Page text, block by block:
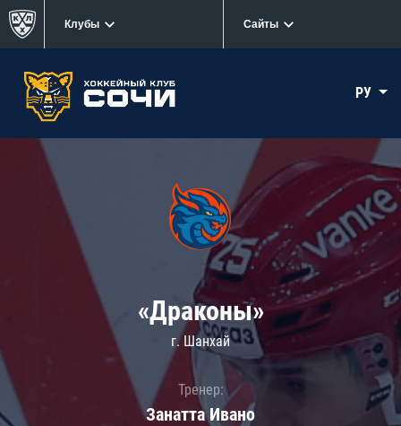
Клубы Сайты
РУ
«Драконы»
г. Шанхай
Тренер:
Занатта Иванo